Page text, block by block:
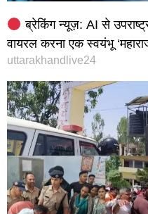
ब्रेकिंग न्यूज़: AI से
वायरल करना एक स्वयंभू
uttarakhandlive24